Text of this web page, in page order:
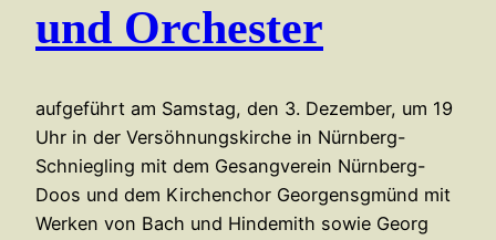
und Orchester
aufgeführt am Samstag, den 3. Dezember, um 19
Uhr in der Versöhnungskirche in Nürnberg-
Schniegling mit dem Gesangverein Nürnberg-
Doos und dem Kirchenchor Georgensgmünd mit
Werken von Bach und Hindemith sowie Georg